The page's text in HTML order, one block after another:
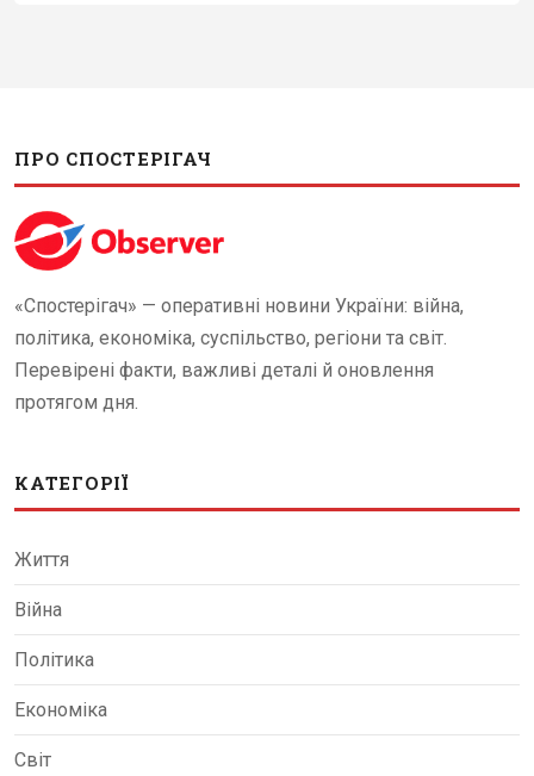
ПРО СПОСТЕРІГАЧ
«Спостерігач» — оперативні новини України: війна,
політика, економіка, суспільство, регіони та світ.
Перевірені факти, важливі деталі й оновлення
протягом дня.
КАТЕГОРІЇ
Життя
Війна
Політика
Економіка
Світ